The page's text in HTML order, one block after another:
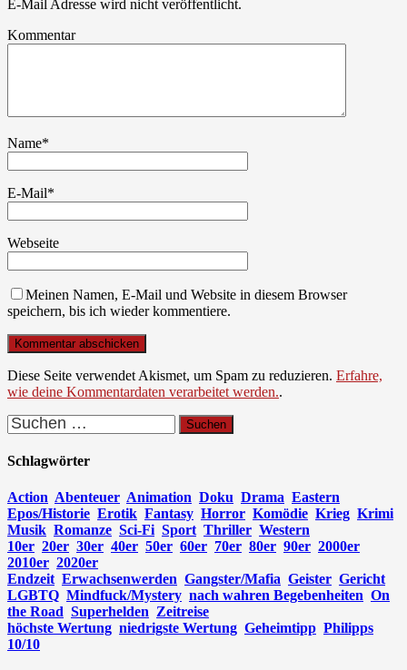
E-Mail Adresse wird nicht veröffentlicht.
Kommentar
Name*
E-Mail*
Webseite
Meinen Namen, E-Mail und Website in diesem Browser
speichern, bis ich wieder kommentiere.
Diese Seite verwendet Akismet, um Spam zu reduzieren. Erfahre,
wie deine Kommentardaten verarbeitet werden..
Suchen
nach:
Schlagwörter
Action Abenteuer Animation Doku Drama Eastern
Epos/Historie Erotik Fantasy Horror Komödie Krieg Krimi
Musik Romanze Sci-Fi Sport Thriller Western
10er 20er 30er 40er 50er 60er 70er 80er 90er 2000er
2010er 2020er
Endzeit Erwachsenwerden Gangster/Mafia Geister Gericht
LGBTQ Mindfuck/Mystery nach wahren Begebenheiten On
the Road Superhelden Zeitreise
höchste Wertung niedrigste Wertung Geheimtipp Philipps
10/10